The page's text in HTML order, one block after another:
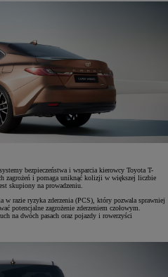
bezpieczeństwa i wsparcia kierowcy Toyota T-
zagrożeń i pomaga uniknąć kolizji w większej liczbie
skupiony na prowadzeniu.
w razie ryzyka zderzenia (PCS), który pozwala sprawniej
potencjalne zagrożenie zderzeniem czołowym.
na dwóch pasach oraz pojazdy i rowerzyści